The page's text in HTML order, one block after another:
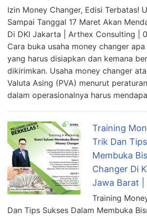
Izin Money Changer, Edisi Terbatas!
Sampai Tanggal 17 Maret Akan
Di DKI Jakarta | Arthex Consulting |
Cara buka usaha money changer
yang harus disiapkan dan kemana
dikirimkan. Usaha money changer
Valuta Asing (PVA) menurut
dalam operasionalnya harus
Training
Trik Dan
Membuka
Changer Di
Jawa Barat |
Training
Dan Tips Sukses Dalam Membuka